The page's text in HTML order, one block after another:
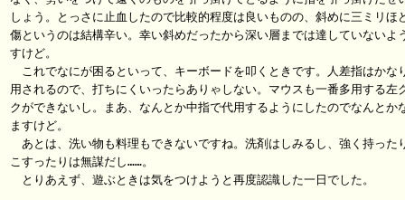
しょう。とっさに止血したので比較的程度は良いものの、斜めに三ミリほ
傷というのは結構辛い。幸い斜めだったから深い層までは達していないよ
すけど。
これでなにが困るといって、キーボードを叩くときです。人差指はかな
用されるので、打ちにくいったらありゃしない。マウスも一番多用する左
クができないし。まあ、なんとか中指で代用するようにしたのでなんとか
ますけど。
あとは、洗い物も料理もできないですね。洗剤はしみるし、強く持った
こすったりは無謀だし……。
とりあえず、遊ぶときは気をつけようと再度認識した一日でした。